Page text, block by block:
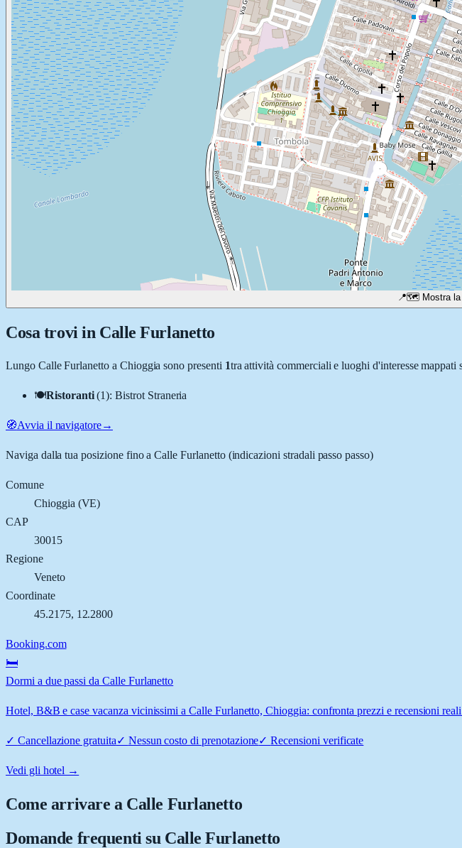
📍🗺️ Mostra la
Cosa trovi in Calle Furlanetto
Lungo Calle Furlanettoa Chioggia sono presenti 1tra attività commerciali e luoghi d'interesse mappati
🍽️Ristoranti (1):Bistrot Straneria
🧭Avvia il navigatore→
Naviga dalla tua posizione fino aCalle Furlanetto(indicazioni stradali passo passo)
Comune
Chioggia (VE)
CAP
30015
Regione
Veneto
Coordinate
45.2175, 12.2800
Booking.com
🛏️
Dormi a due passi da Calle Furlanetto
Hotel, B&B e case vacanza vicinissimi a Calle Furlanetto, Chioggia: confronta prezzi e recensioni
✓ Cancellazione gratuita✓ Nessun costo di prenotazione✓Recensioni verificate
Vedi gli hotel →
Come arrivare a Calle Furlanetto
Domande frequenti su Calle Furlanetto